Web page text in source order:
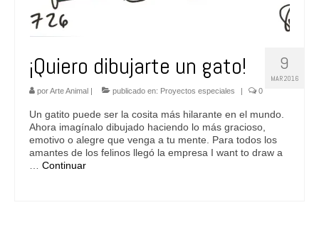
9
MAR 2016
¡Quiero dibujarte un gato!
porArte Animal | publicado en: Proyectos especiales | 0
Un gatito puede ser la cosita más hilarante en el mundo.
Ahora imagínalo dibujado haciendo lo más gracioso,
emotivo o alegre que venga a tu mente. Para todos los
amantes de los felinos llegó la empresa I want to draw a
Continuar